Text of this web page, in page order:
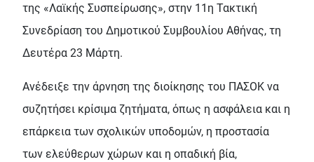
της «Λαϊκής Συσπείρωσης», στην 11η Τακτική
Συνεδρίαση του Δημοτικού Συμβουλίου Αθήνας, τη
Δευτέρα 23 Μάρτη.
Ανέδειξε την άρνηση της διοίκησης του ΠΑΣΟΚ να
συζητήσει κρίσιμα ζητήματα, όπως η ασφάλεια και η
επάρκεια των σχολικών υποδομών, η προστασία
των ελεύθερων χώρων και η οπαδική βία,